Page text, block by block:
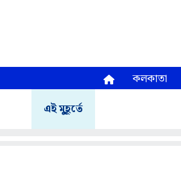
কলকাতা
এই মুহূর্তে